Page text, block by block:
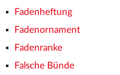
Fadenheftung
Fadenornament
Fadenranke
Falsche Bünde